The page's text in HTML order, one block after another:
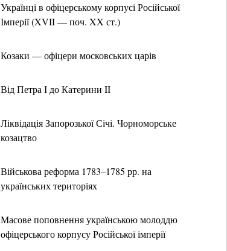
Українці в офіцерському корпусі Російської
Імперії (XVII — поч. XX ст.)
Козаки — офіцери московських царів
Від Петра І до Катерини II
Ліквідація Запорозької Січі. Чорноморське
козацтво
Військова реформа 1783–1785 рр. на
українських територіях
Масове поповнення українською молоддю
офіцерського корпусу Російської імперії